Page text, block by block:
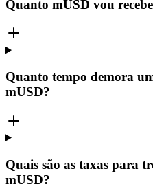
Quanto mUSD vou
Quanto tempo demora
mUSD?
Quais são as taxas para
mUSD?